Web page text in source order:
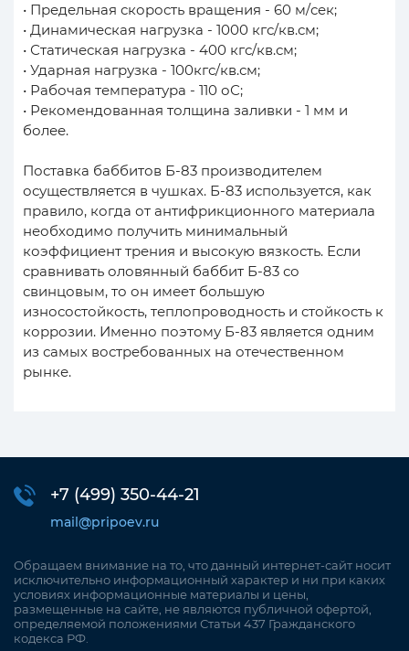
• Предельная скорость вращения - 60 м/сек;
• Динамическая нагрузка - 1000 кгс/кв.см;
• Статическая нагрузка - 400 кгс/кв.см;
• Ударная нагрузка - 100кгс/кв.см;
• Рабочая температура - 110 оС;
• Рекомендованная толщина заливки - 1 мм и
более.
Поставка баббитов Б-83 производителем
осуществляется в чушках. Б-83 используется, как
правило, когда от антифрикционного материала
необходимо получить минимальный
коэффициент трения и высокую вязкость. Если
сравнивать оловянный баббит Б-83 со
свинцовым, то он имеет большую
износостойкость, теплопроводность и стойкость к
коррозии. Именно поэтому Б-83 является одним
из самых востребованных на отечественном
рынке.
+7 (499) 350-44-21
mail@pripoev.ru
Обращаем внимание на то, что данный интернет-сайт носит
исключительно информационный характер и ни при каких
условиях информационные материалы и цены,
размещенные на сайте, не являются публичной офертой,
определяемой положениями Статьи 437 Гражданского
кодекса РФ.